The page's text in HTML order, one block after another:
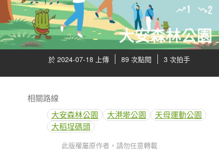
於 2024-07-18 上傳 89 次點閱 3 次拍手
相關路線
大安森林公園
大港墘公園
天母運動公園
大稻埕碼頭
此版權屬原作者，請勿任意轉載